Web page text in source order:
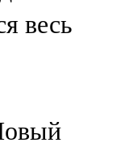
весь